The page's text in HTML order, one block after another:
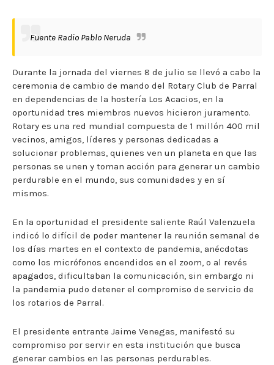
Fuente Radio Pablo Neruda
Durante la jornada del viernes 8 de julio se llevó a cabo la
ceremonia de cambio de mando del Rotary Club de Parral
en dependencias de la hostería Los Acacios, en la
oportunidad tres miembros nuevos hicieron juramento.
Rotary es una red mundial compuesta de 1 millón 400 mil
vecinos, amigos, líderes y personas dedicadas a
solucionar problemas, quienes ven un planeta en que las
personas se unen y toman acción para generar un cambio
perdurable en el mundo, sus comunidades y en sí
mismos.
En la oportunidad el presidente saliente Raúl Valenzuela
indicó lo difícil de poder mantener la reunión semanal de
los días martes en el contexto de pandemia, anécdotas
como los micrófonos encendidos en el zoom, o al revés
apagados, dificultaban la comunicación, sin embargo ni
la pandemia pudo detener el compromiso de servicio de
los rotarios de Parral.
El presidente entrante Jaime Venegas, manifestó su
compromiso por servir en esta institución que busca
generar cambios en las personas perdurables.